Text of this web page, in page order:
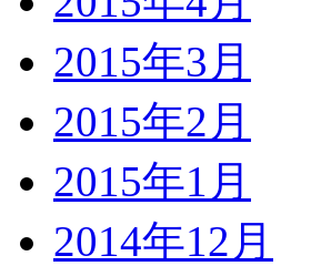
2015年3月
2015年2月
2015年1月
2014年12月